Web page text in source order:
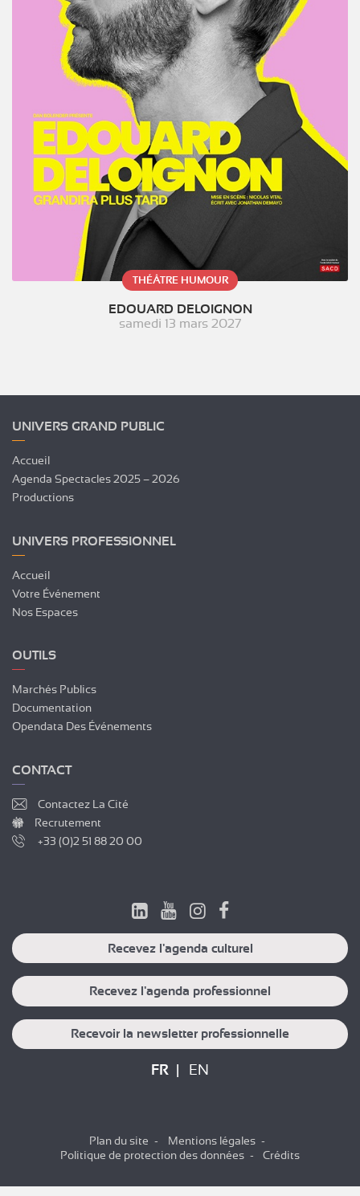
THÉÂTRE HUMOUR
EDOUARD DELOIGNON
samedi 13 mars 2027
UNIVERS GRAND PUBLIC
Accueil
Agenda Spectacles 2025 – 2026
Productions
UNIVERS PROFESSIONNEL
Accueil
Votre Événement
Nos Espaces
OUTILS
Marchés Publics
Documentation
Opendata Des Événements
CONTACT
Contactez La Cité
Recrutement
+33 (0)2 51 88 20 00
Recevez l'agenda culturel
Recevez l'agenda professionnel
Recevoir la newsletter professionnelle
FR EN
Plan du site
Mentions légales
Politique de protection des données
Crédits